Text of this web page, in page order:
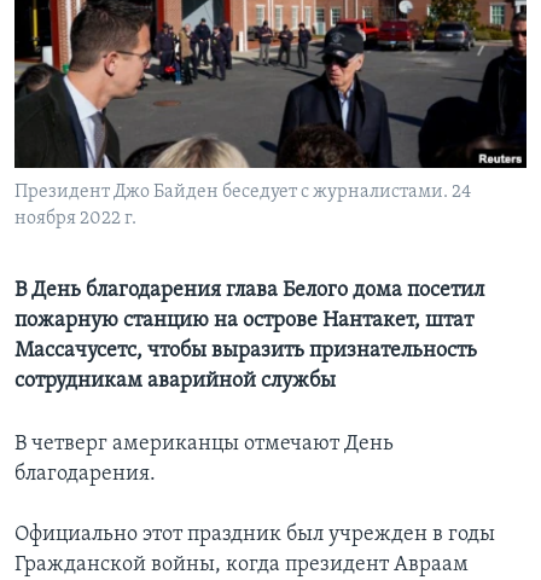
Learning English
СОЦИАЛЬНЫЕ СЕТИ
Языки
Президент Джо Байден беседует с журналистами. 24
ноября 2022 г.
В День благодарения глава Белого дома посетил
пожарную станцию на острове Нантакет, штат
Массачусетс, чтобы выразить признательность
сотрудникам аварийной службы
В четверг американцы отмечают День
благодарения.
Официально этот праздник был учрежден в годы
Гражданской войны, когда президент Авраам